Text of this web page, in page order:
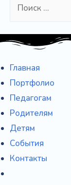
a
c
h
f
o
r
Главная
Портфолио
Педагогам
Родителям
Детям
События
Контакты